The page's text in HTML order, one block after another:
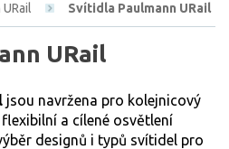
Svítidla Paulmann URail
URail
jsou navržena pro kolejnicový
a cílené osvětlení
designů i typů svítidel pro